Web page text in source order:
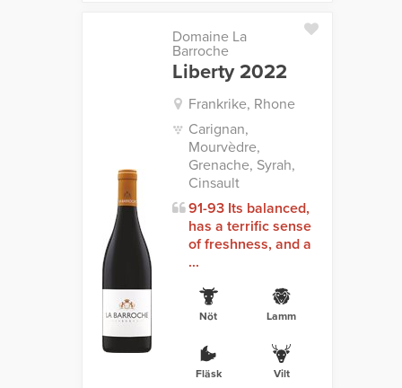
Domaine La
Barroche
Liberty 2022
Frankrike, Rhone
Carignan,
Mourvèdre,
Grenache, Syrah,
Cinsault
91-93 Its balanced,
has a terrific sense
of freshness, and a
...
Nöt Lamm
Fläsk Vilt